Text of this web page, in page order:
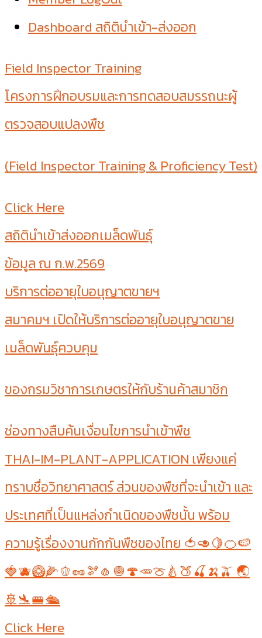
Dashboard สถิตินำเข้า-ส่งออก
Field Inspector Training
โครงการฝึกอบรมและการทดสอบสมรรถนะผู้
ตรวจสอบแปลงพืช
(Field Inspector Training & Proficiency Test)
Click Here
สถิตินำเข้าส่งออกเมล็ดพันธุ์
ข้อมูล ณ ก.พ.2569
บริการต่ออายุใบอนุญาตขายฯ
สมาคมฯ เปิดให้บริการต่ออายุใบอนุญาตขาย
เมล็ดพันธุ์ควบคุม
ของกรมวิชาการเกษตรให้กับร้านค้าสมาชิก
ช่องทางสืบค้นเงื่อนไขการนำเข้าพืช
THAI-IM-PLANT-APPLICATION เพียงแค่
ทราบชื่อวิทยาศาสตร์ ส่วนของพืชที่จะนำเข้า และ
ประเทศที่เป็นแหล่งกำเนิดของพืชนั้น พร้อม
ความรู้เรื่องงานกักกันพืชของไทย 🍅🥑🍋🍊🍉
🍓🫐🥝🌽🫑🥜🫘🧄🧅🍄🥕🍈🍐🍑🍒🍌🫒 🌏
🚢🛬🚝🛳
Click Here